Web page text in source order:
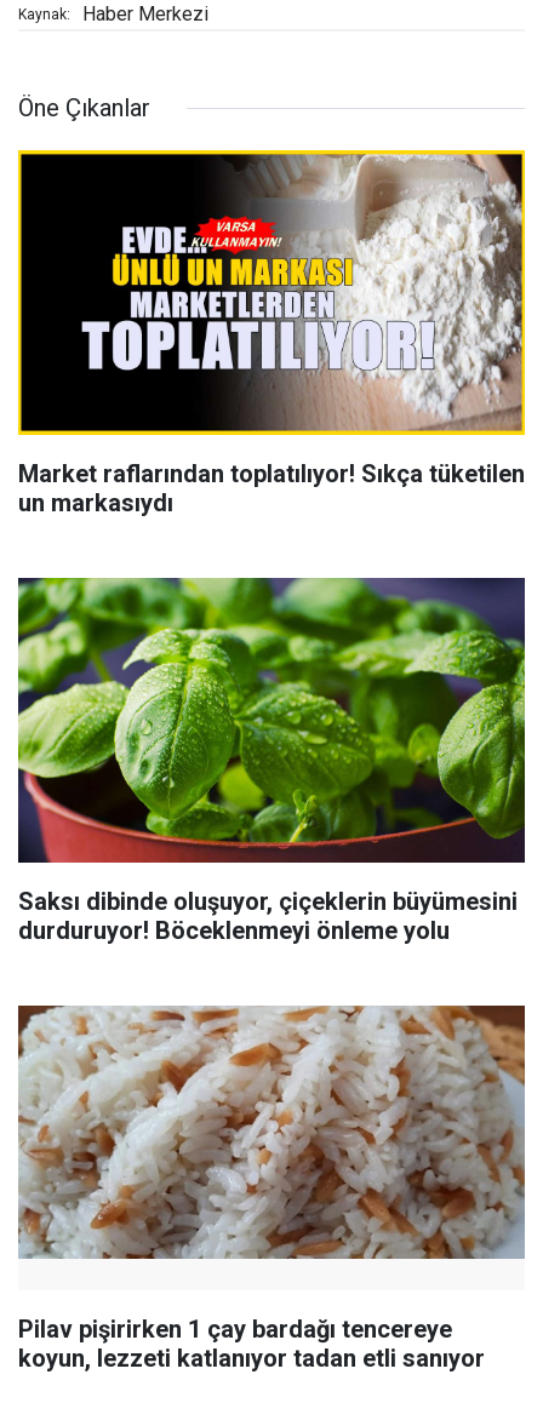
Kaynak: Haber Merkezi
Öne Çıkanlar
Market raflarından toplatılıyor! Sıkça tüketilen
un markasıydı
Saksı dibinde oluşuyor, çiçeklerin büyümesini
durduruyor! Böceklenmeyi önleme yolu
Pilav pişirirken 1 çay bardağı tencereye
koyun, lezzeti katlanıyor tadan etli sanıyor